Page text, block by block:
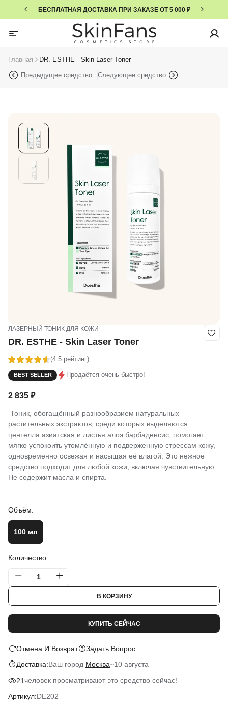
БЕСПЛАТНАЯ ДОСТАВКА ПРИ ЗАКАЗЕ ОТ 5 000 ₽
Главная DR. ESTHE - Skin Laser Toner
Предыдущее средство Следующее средство
ЛАЗЕРНЫЙ ТОНИК ДЛЯ КОЖИ
DR. ESTHE - Skin Laser Toner
(4.5 рейтинг)
BEST SELLER Продаётся очень быстро!
2 835 ₽
Тоник, обогащённый разнообразием натуральных
растительных экстрактов, среди которых выделяются
центелла азиатская и листья алоэ барбаденсис, помогает
мягко успокоить утомлённую и подверженную стрессам кожу,
одновременно освежая и насыщая её влагой. Это нежное
средство подходит для любой кожи, включая чувствительную.
Не содержит масла и спирта.
Объём:
100 мл
Количество:
В КОРЗИНУ
КУПИТЬ СЕЙЧАС
Отмена И Возврат
Задать Вопрос
Доставка:Ваш город Москва~10 августа
21человек просматривают это средство сейчас!
Артикул:DE202